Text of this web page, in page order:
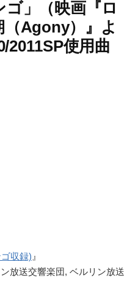
」（映画『ロ
Agony）』よ
2011SP使用曲
収録) 』
放送交響楽団, ベルリン放送